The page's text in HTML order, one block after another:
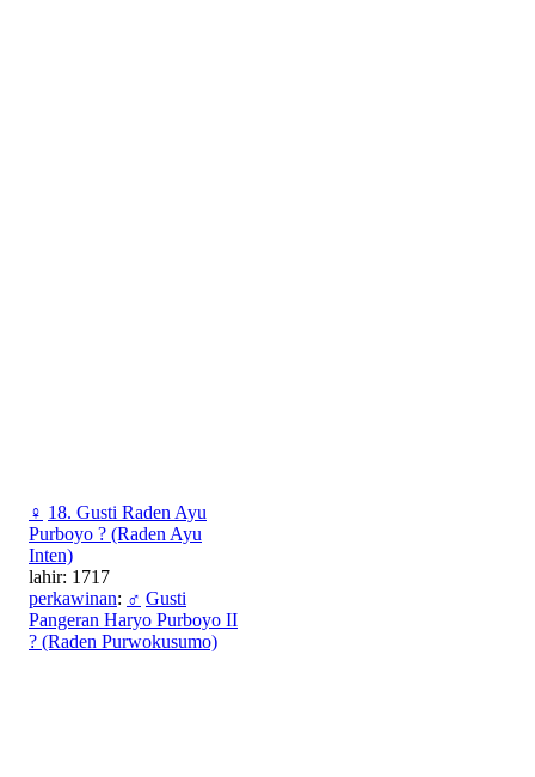
♀ 18. Gusti Raden Ayu
Purboyo ? (Raden Ayu
Inten)
lahir: 1717
perkawinan: ♂ Gusti
Pangeran Haryo Purboyo II
? (Raden Purwokusumo)